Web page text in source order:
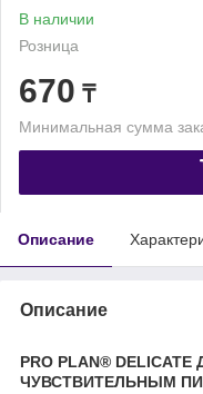
В наличии
Розница
670 ₸
Минимальная сумма
Описание
Описание
PRO PLAN®
ЧУВСТВИТЕЛЬНЫМ